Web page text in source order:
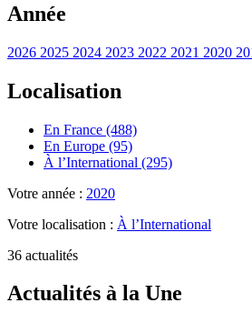
Année
2026 2025 2024 2023 2022 2021 2020
Localisation
En France (488)
En Europe (95)
À l’International (295)
Votre année : 2020
Votre localisation : À l’International
36 actualités
Actualités à la Une